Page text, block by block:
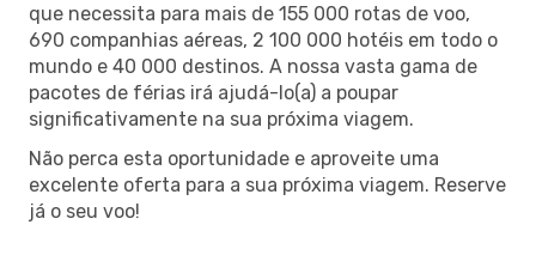
que necessita para mais de 155 000 rotas de voo,
690 companhias aéreas, 2 100 000 hotéis em todo o
mundo e 40 000 destinos. A nossa vasta gama de
pacotes de férias irá ajudá-lo(a) a poupar
significativamente na sua próxima viagem.
Não perca esta oportunidade e aproveite uma
excelente oferta para a sua próxima viagem. Reserve
já o seu voo!